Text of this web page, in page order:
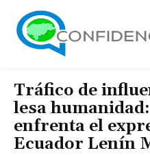
Tráfico de
lesa
enfrenta el
Ecuador Lenín